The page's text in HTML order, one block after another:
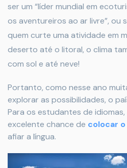
ser um “líder mundial em
os aventureiros ao ar livre”, ou
quem curte uma atividade em
deserto até o litoral, o clima
com sol e até neve!
Portanto, como nesse ano
explorar as possibilidades, o
Para os estudantes de
excelente chance de colocar o
afiar a língua.